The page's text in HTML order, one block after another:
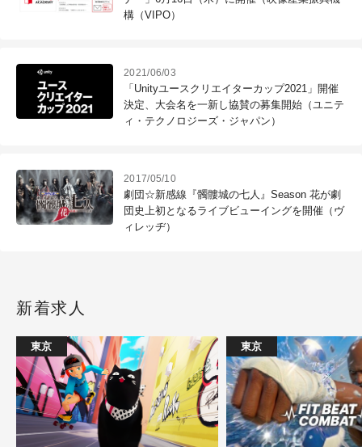
構（VIPO）
2021/06/03
「Unityユースクリエイターカップ2021」開催
決定、大会名を一新し協賛の募集開始（ユニテ
ィ・テクノロジーズ・ジャパン）
2017/05/10
劇団☆新感線『髑髏城の七人』Season 花が劇
団史上初となるライブビューイングを開催（ヴ
ィレッヂ）
新着求人
東京 東京